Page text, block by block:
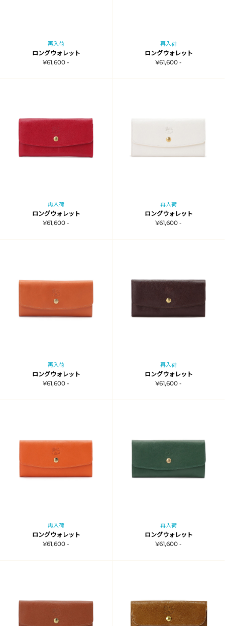
再入荷
ロングウォレット
¥61,600 -
再入荷
ロングウォレット
¥61,600 -
再入荷
ロングウォレット
¥61,600 -
再入荷
ロングウォレット
¥61,600 -
再入荷
ロングウォレット
¥61,600 -
再入荷
ロングウォレット
¥61,600 -
再入荷
ロングウォレット
¥61,600 -
再入荷
ロングウォレット
¥61,600 -